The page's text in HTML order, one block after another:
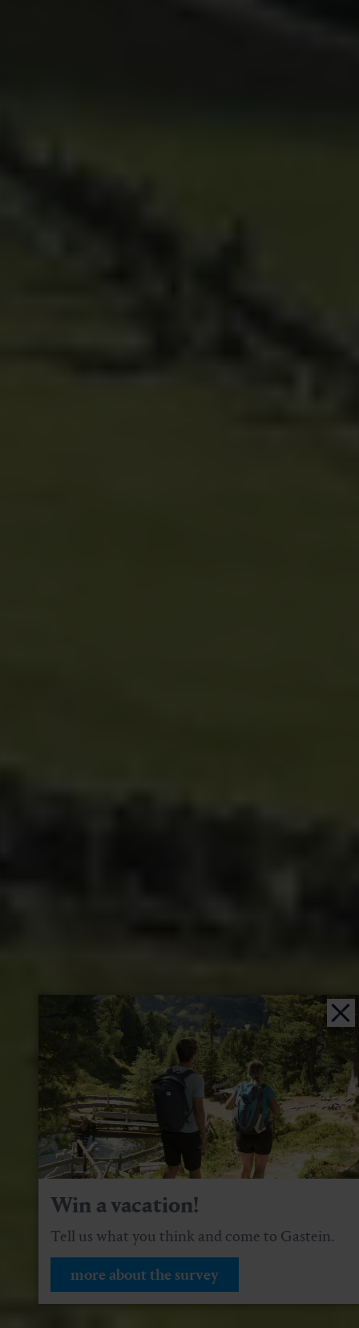
Win a vacation!
Tell us what you think and come to Gastein.
more about the survey